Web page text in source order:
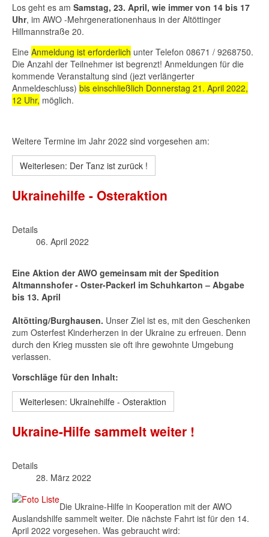
Los geht es am Samstag, 23. April, wie immer von 14 bis 17
Uhr, im AWO -Mehrgenerationenhaus in der Altöttinger
Hillmannstraße 20.
Eine Anmeldung ist erforderlich unter Telefon 08671 / 9268750.
Die Anzahl der Teilnehmer ist begrenzt! Anmeldungen für die
kommende Veranstaltung sind (jezt verlängerter
Anmeldeschluss) bis einschließlich Donnerstag 21. April 2022,
12 Uhr, möglich.
Weitere Termine im Jahr 2022 sind vorgesehen am:
Weiterlesen: Der Tanz ist zurück !
Ukrainehilfe - Osteraktion
Details
06. April 2022
Eine Aktion der AWO gemeinsam mit der Spedition
Altmannshofer - Oster-Packerl im Schuhkarton – Abgabe
bis 13. April
Altötting/Burghausen. Unser Ziel ist es, mit den Geschenken
zum Osterfest Kinderherzen in der Ukraine zu erfreuen. Denn
durch den Krieg mussten sie oft ihre gewohnte Umgebung
verlassen.
Vorschläge für den Inhalt:
Weiterlesen: Ukrainehilfe - Osteraktion
Ukraine-Hilfe sammelt weiter !
Details
28. März 2022
Die Ukraine-Hilfe in Kooperation mit der AWO
Auslandshilfe sammelt weiter. Die nächste Fahrt ist für den 14.
April 2022 vorgesehen. Was gebraucht wird: